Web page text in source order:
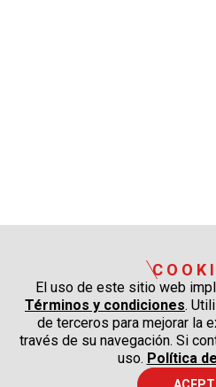
El uso de este sitio web
Términos y condiciones.
de terceros para mejorar la
través de su navegación. Si
uso. Política